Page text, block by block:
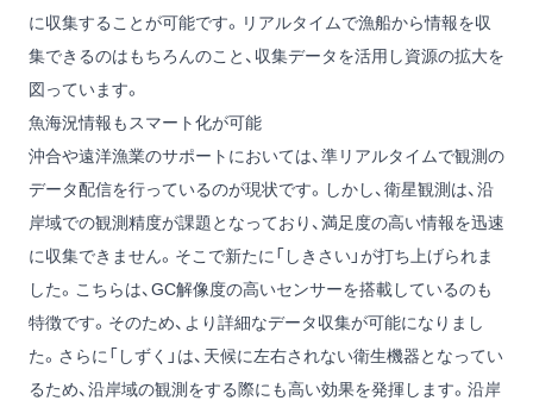
に収集することが可能です。リアルタイムで漁船から情報を収
集できるのはもちろんのこと、収集データを活用し資源の拡大を
図っています。
魚海況情報もスマート化が可能
沖合や遠洋漁業のサポートにおいては、準リアルタイムで観測の
データ配信を行っているのが現状です。しかし、衛星観測は、沿
岸域での観測精度が課題となっており、満足度の高い情報を迅速
に収集できません。そこで新たに「しきさい」が打ち上げられま
した。こちらは、GC解像度の高いセンサーを搭載しているのも
特徴です。そのため、より詳細なデータ収集が可能になりまし
た。さらに「しずく」は、天候に左右されない衛生機器となってい
るため、沿岸域の観測をする際にも高い効果を発揮します。沿岸